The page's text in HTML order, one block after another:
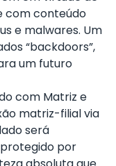
com conteúdo
e malwares. Um
“backdoors”,
um futuro
com Matriz e
matriz-filial via
será
por